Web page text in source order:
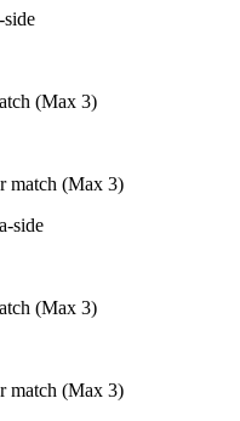
(Max 3)
match (Max 3)
side
(Max 3)
match (Max 3)